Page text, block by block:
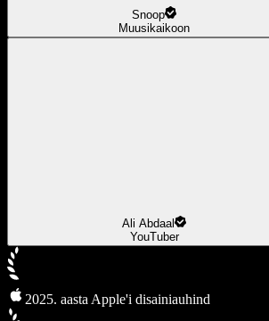
Snoop
Muusikaikoon
Ali Abdaal
YouTuber
2025. aasta Apple'i disainiauhind